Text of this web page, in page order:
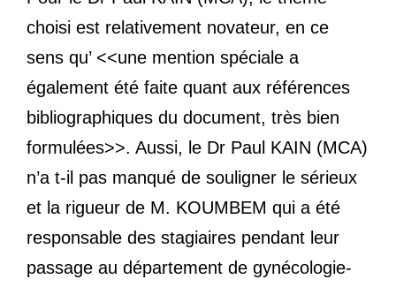
choisi est relativement novateur, en ce
sens qu’ <<une mention spéciale a
également été faite quant aux références
bibliographiques du document, très bien
formulées>>. Aussi, le Dr Paul KAIN (MCA)
n’a t-il pas manqué de souligner le sérieux
et la rigueur de M. KOUMBEM qui a été
responsable des stagiaires pendant leur
passage au département de gynécologie-